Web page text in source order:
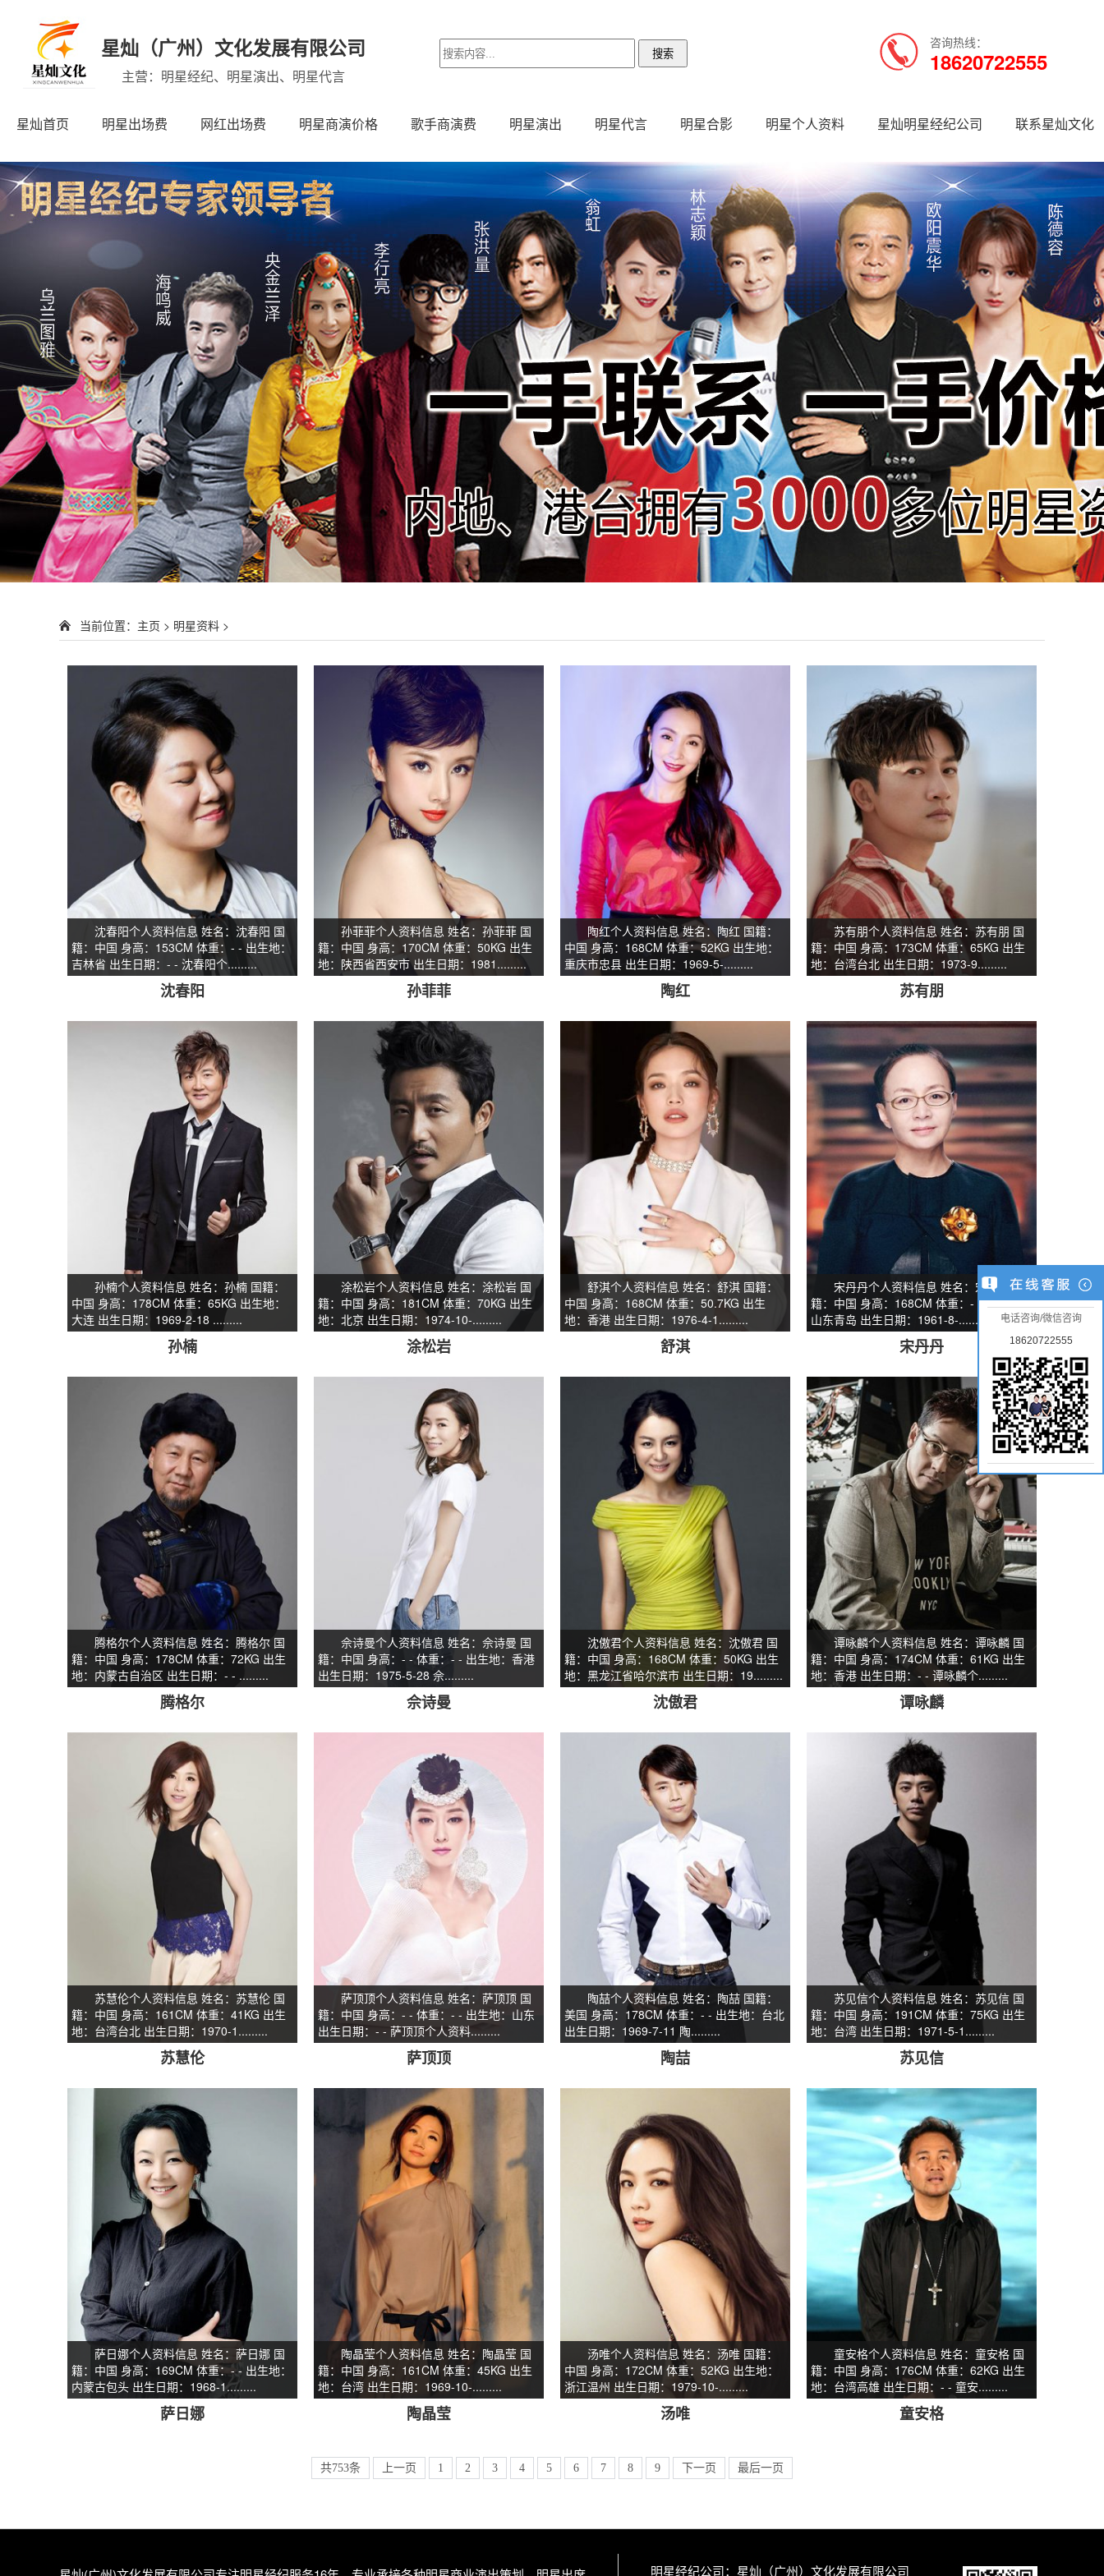
星灿（广州）文化发展有限公司
主营：明星经纪、明星演出、明星代言
咨询热线：
18620722555
星灿首页 明星出场费 网红出场费 明星商演价格 歌手商演费 明星演出 明星代言 明星合影 明星个人资料 星灿明星经纪公司 联系星灿文化
当前位置： 主页 > 明星资料 >
沈春阳个人资料信息 姓名：沈春阳 国
籍：中国 身高：153CM 体重：- - 出生地：
吉林省 出生日期：- - 沈春阳个.........
沈春阳
孙菲菲个人资料信息 姓名：孙菲菲 国
籍：中国 身高：170CM 体重：50KG 出生
地：陕西省西安市 出生日期：1981.........
孙菲菲
陶红个人资料信息 姓名：陶红 国籍：
中国 身高：168CM 体重：52KG 出生地：
重庆市忠县 出生日期：1969-5-.........
陶红
苏有朋个人资料信息 姓名：苏有朋 国
籍：中国 身高：173CM 体重：65KG 出生
地：台湾台北 出生日期：1973-9.........
苏有朋
孙楠个人资料信息 姓名：孙楠 国籍：
中国 身高：178CM 体重：65KG 出生地：
大连 出生日期：1969-2-18 .........
孙楠
涂松岩个人资料信息 姓名：涂松岩 国
籍：中国 身高：181CM 体重：70KG 出生
地：北京 出生日期：1974-10-.........
涂松岩
舒淇个人资料信息 姓名：舒淇 国籍：
中国 身高：168CM 体重：50.7KG 出生
地：香港 出生日期：1976-4-1.........
舒淇
宋丹丹个人资料信息 姓名：宋丹丹 国
籍：中国 身高：168CM 体重：- - 出生地：
山东青岛 出生日期：1961-8-.........
宋丹丹
腾格尔个人资料信息 姓名：腾格尔 国
籍：中国 身高：178CM 体重：72KG 出生
地：内蒙古自治区 出生日期：- - .........
腾格尔
佘诗曼个人资料信息 姓名：佘诗曼 国
籍：中国 身高：- - 体重：- - 出生地：香港
出生日期：1975-5-28 佘.........
佘诗曼
沈傲君个人资料信息 姓名：沈傲君 国
籍：中国 身高：168CM 体重：50KG 出生
地：黑龙江省哈尔滨市 出生日期：19.........
沈傲君
谭咏麟个人资料信息 姓名：谭咏麟 国
籍：中国 身高：174CM 体重：61KG 出生
地：香港 出生日期：- - 谭咏麟个.........
谭咏麟
苏慧伦个人资料信息 姓名：苏慧伦 国
籍：中国 身高：161CM 体重：41KG 出生
地：台湾台北 出生日期：1970-1.........
苏慧伦
萨顶顶个人资料信息 姓名：萨顶顶 国
籍：中国 身高：- - 体重：- - 出生地：山东
出生日期：- - 萨顶顶个人资料.........
萨顶顶
陶喆个人资料信息 姓名：陶喆 国籍：
美国 身高：178CM 体重：- - 出生地：台北
出生日期：1969-7-11 陶.........
陶喆
苏见信个人资料信息 姓名：苏见信 国
籍：中国 身高：191CM 体重：75KG 出生
地：台湾 出生日期：1971-5-1.........
苏见信
萨日娜个人资料信息 姓名：萨日娜 国
籍：中国 身高：169CM 体重：- - 出生地：
内蒙古包头 出生日期：1968-1.........
萨日娜
陶晶莹个人资料信息 姓名：陶晶莹 国
籍：中国 身高：161CM 体重：45KG 出生
地：台湾 出生日期：1969-10-.........
陶晶莹
汤唯个人资料信息 姓名：汤唯 国籍：
中国 身高：172CM 体重：52KG 出生地：
浙江温州 出生日期：1979-10-.........
汤唯
童安格个人资料信息 姓名：童安格 国
籍：中国 身高：176CM 体重：62KG 出生
地：台湾高雄 出生日期：- - 童安.........
童安格
共753条 上一页 1 2 3 4 5 6 7 8 9 下一页 最后一页
明星经纪公司：星灿（广州）文化发展有限公司
电话咨询/微信咨询
18620722555